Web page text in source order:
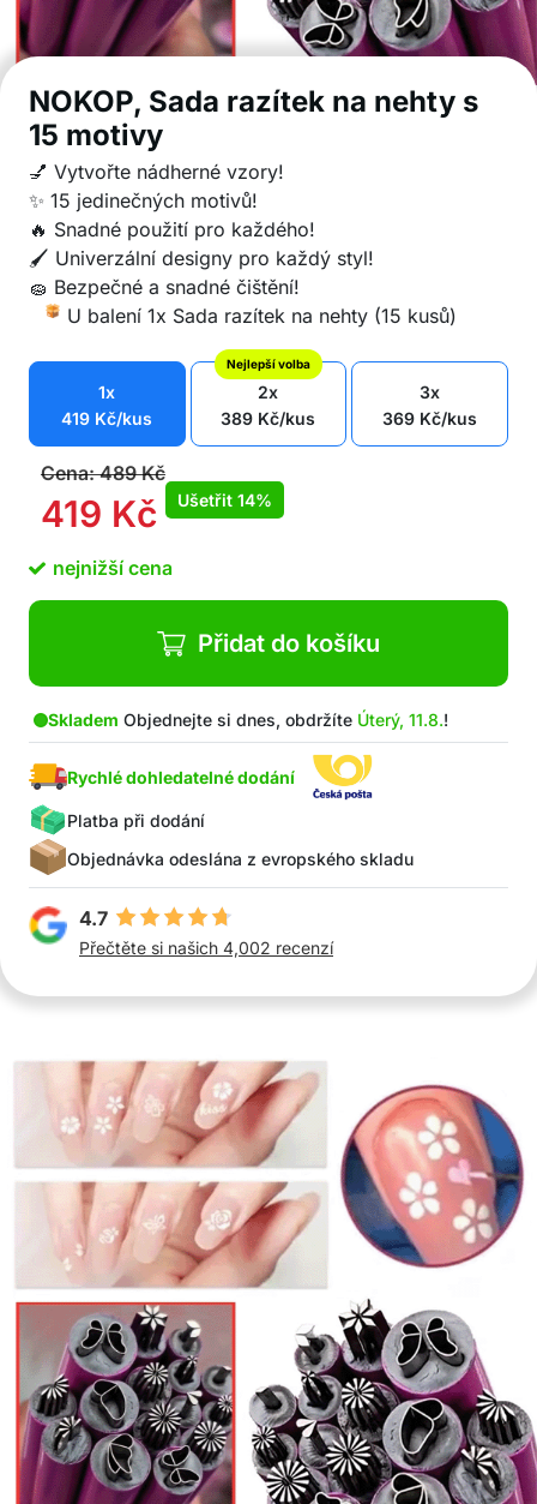
NOKOP, Sada razítek na nehty s
15 motivy
💅 Vytvořte nádherné vzory!
✨ 15 jedinečných motivů!
🔥 Snadné použití pro každého!
🖌️ Univerzální designy pro každý styl!
🧽 Bezpečné a snadné čištění!
U balení 1x Sada razítek na nehty (15 kusů)
1x
419 Kč/kus
Nejlepší volba
2x
389 Kč/kus
3x
369 Kč/kus
Cena:489Kč
419 Kč Ušetřit 14%
nejnižší cena
Přidat do košíku
Skladem Objednejte si dnes, obdržíte Úterý, 11.8.!
Rychlé dohledatelné dodání
Platba při dodání
Objednávka odeslána z evropského skladu
4.7
Přečtěte si našich 4,002 recenzí